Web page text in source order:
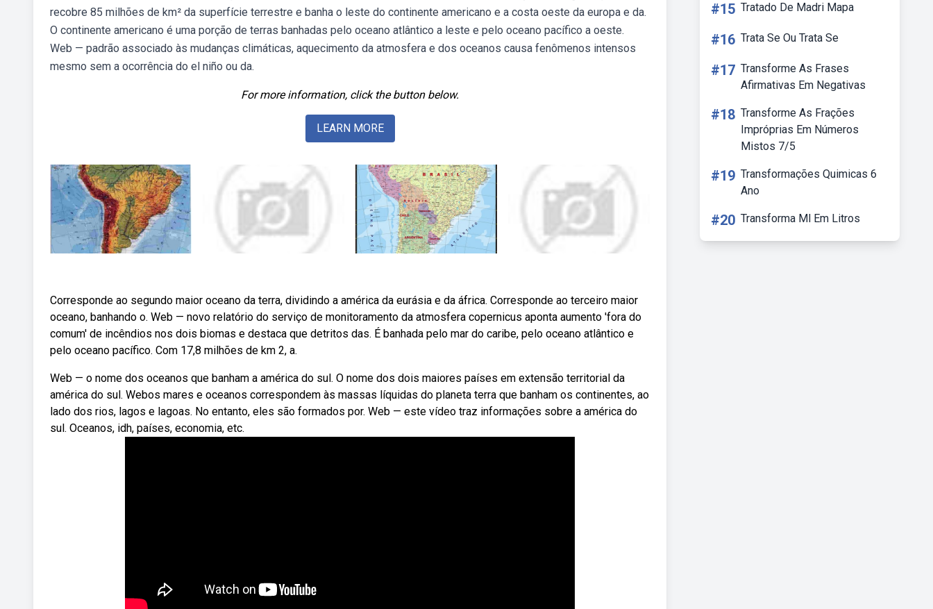
recobre 85 milhões de km² da superfície terrestre e banha o leste do continente americano e a costa oeste da europa e da.
O continente americano é uma porção de terras banhadas pelo oceano atlântico a leste e pelo oceano pacífico a oeste.
Web — padrão associado às mudanças climáticas, aquecimento da atmosfera e dos oceanos causa fenômenos intensos
mesmo sem a ocorrência do el niño ou da.
For more information, click the button below.
LEARN MORE
Corresponde ao segundo maior oceano da terra, dividindo a américa da eurásia e da áfrica. Corresponde ao terceiro maior
oceano, banhando o. Web — novo relatório do serviço de monitoramento da atmosfera copernicus aponta aumento 'fora do
comum' de incêndios nos dois biomas e destaca que detritos das. É banhada pelo mar do caribe, pelo oceano atlântico e
pelo oceano pacífico. Com 17,8 milhões de km 2, a.
Web — o nome dos oceanos que banham a américa do sul. O nome dos dois maiores países em extensão territorial da
américa do sul. Webos mares e oceanos correspondem às massas líquidas do planeta terra que banham os continentes, ao
lado dos rios, lagos e lagoas. No entanto, eles são formados por. Web — este vídeo traz informações sobre a américa do
sul. Oceanos, idh, países, economia, etc.
#15 Tratado De Madri Mapa
#16 Trata Se Ou Trata Se
#17 Transforme As Frases
Afirmativas Em Negativas
#18 Transforme As Frações
Impróprias Em Números
Mistos 7/5
#19 Transformações Quimicas 6
Ano
#20 Transforma Ml Em Litros